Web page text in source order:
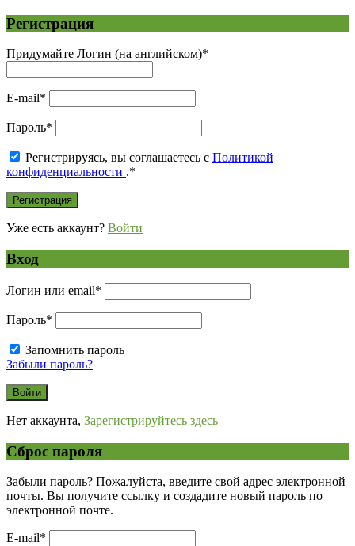
Регистрация
Придумайте Логин (на английском)*
E-mail*
Пароль*
Регистрируясь, вы соглашаетесь с Политикой
конфиденциальности .*
Уже есть аккаунт? Войти
Вход
Логин или email*
Пароль*
Запомнить пароль
Забыли пароль?
Нет аккаунта, Зарегистрируйтесь здесь
Сброс пароля
Забыли пароль? Пожалуйста, введите свой адрес электронной
почты. Вы получите ссылку и создадите новый пароль по
электронной почте.
E-mail*